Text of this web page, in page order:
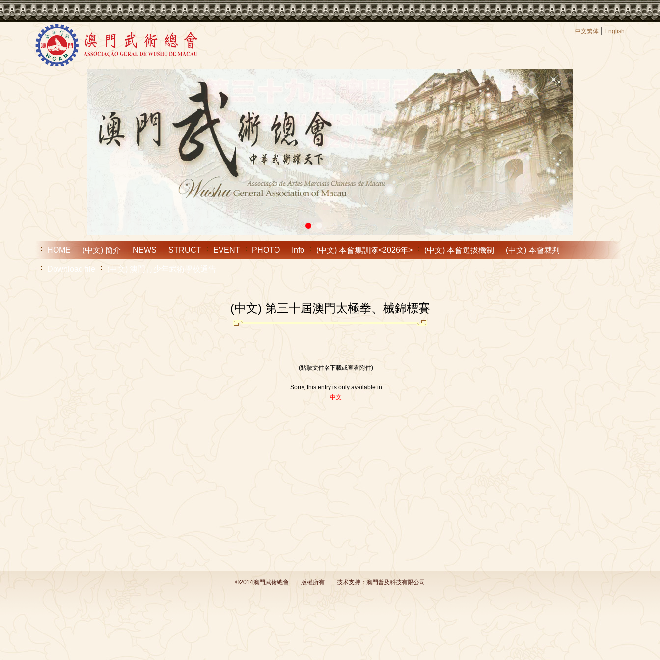
中文繁体 English
HOME (中文) 簡介 NEWS STRUCT EVENT PHOTO Info (中文) 本會集訓隊<2026年> (中文) 本會選拔機制 (中文) 本會裁判
Download file (中文) 澳門青少年武術學校通告
(中文) 第三十屆澳門太極拳、械錦標賽
(點擊文件名下載或查看附件)
Sorry, this entry is only available in
中文
.
©2014澳門武術總會 版權所有 技术支持： 澳門普及科技有限公司